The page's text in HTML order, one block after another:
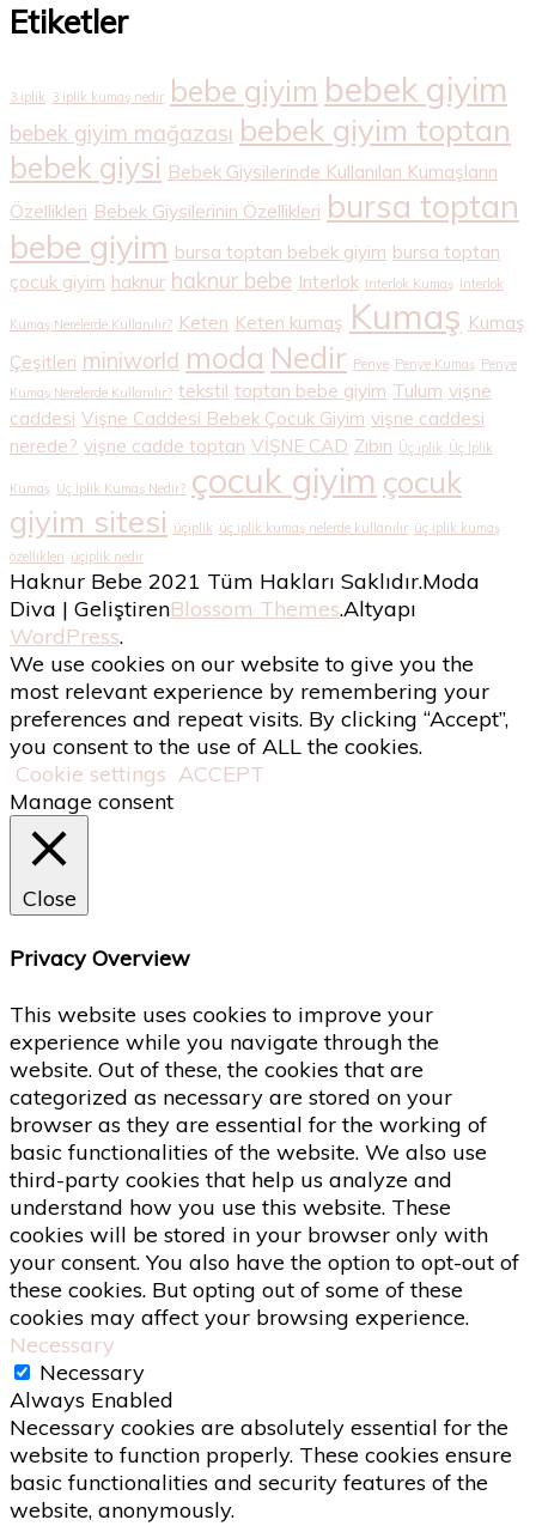
Etiketler
3 iplik 3 iplik kumaş nedir bebe giyim bebek giyim
bebek giyim mağazası bebek giyim toptan
bebek giysi Bebek Giysilerinde Kullanılan Kumaşların
Özellikleri Bebek Giysilerinin Özellikleri bursa toptan
bebe giyim bursa toptan bebek giyim bursa toptan
çocuk giyim haknur haknur bebe Interlok Interlok Kumaş Interlok
Kumaş Nerelerde Kullanılır? Keten Keten kumaş Kumaş Kumaş
Çeşitleri miniworld moda Nedir Penye Penye Kumaş Penye
Kumaş Nerelerde Kullanılır? tekstil toptan bebe giyim Tulum vişne
caddesi Vişne Caddesi Bebek Çocuk Giyim vişne caddesi
nerede? vişne cadde toptan VİŞNE CAD Zıbın Üç iplik Üç İplik
Kumaş Üç İplik Kumaş Nedir? çocuk giyim çocuk
giyim sitesi üçiplik üç iplik kumaş nelerde kullanılır üç iplik kumaş
özellikleri üçiplik nedir
Haknur Bebe 2021 Tüm Hakları Saklıdır.Moda
Diva | GeliştirenBlossom Themes.Altyapı
WordPress.
We use cookies on our website to give you the
most relevant experience by remembering your
preferences and repeat visits. By clicking “Accept”,
you consent to the use of ALL the cookies.
Cookie settings ACCEPT
Manage consent
Close
Privacy Overview
This website uses cookies to improve your
experience while you navigate through the
website. Out of these, the cookies that are
categorized as necessary are stored on your
browser as they are essential for the working of
basic functionalities of the website. We also use
third-party cookies that help us analyze and
understand how you use this website. These
cookies will be stored in your browser only with
your consent. You also have the option to opt-out of
these cookies. But opting out of some of these
cookies may affect your browsing experience.
Necessary
Necessary
Always Enabled
Necessary cookies are absolutely essential for the
website to function properly. These cookies ensure
basic functionalities and security features of the
website, anonymously.